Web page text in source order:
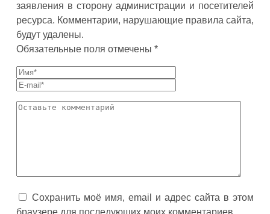
заявления в сторону администрации и посетителей
ресурса. Комментарии, нарушающие правила сайта,
будут удалены.
Обязательные поля отмечены *
Сохранить моё имя, email и адрес сайта в этом